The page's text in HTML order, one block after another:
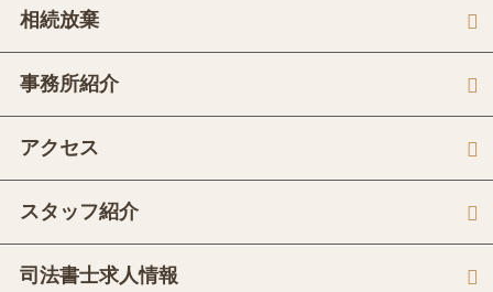
相続放棄
事務所紹介
アクセス
スタッフ紹介
司法書士求人情報